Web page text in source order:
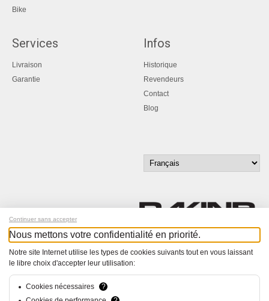
Bike
Services
Livraison
Garantie
Infos
Historique
Revendeurs
Contact
Blog
© Bucher+Walt 2011-2026
Tous droits réservés - Informations non contractuelles
Continuer sans accepter
Nous mettons votre confidentialité en priorité.
Notre site Internet utilise les types de cookies suivants tout en vous laissant
le libre choix d'accepter leur utilisation:
Cookies nécessaires
?